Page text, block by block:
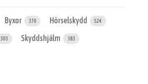
Byxor 370 Hörselskydd 524
303 Skyddshjälm 383